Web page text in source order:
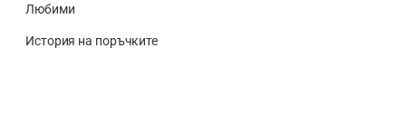
Любими
История на поръчките